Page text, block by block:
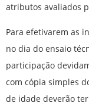
atributos avaliados
Para efetivarem as
no dia do ensaio
participação
com cópia simples
de idade deverão